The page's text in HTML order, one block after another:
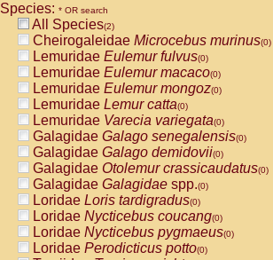
CebidaeCebus capucinus
CebidaeCebus nigrivittatus
CebidaeCebus spp.(0)
CebidaeSaimiri boliviensis(0)
CebidaeSaimiri sciureus(0)
AtelidaeAlouatta caraya(0)
AtelidaeAlouatta fusca(0)
AtelidaeAlouatta seniculus(0)
AtelidaeAlouattaspp.(0)
AtelidaeAteles belzebuth(0)
AtelidaeAteles geoffroyi(0)
AtelidaeAteles paniscus(0)
AtelidaeAtelesspp.(0)
AtelidaeLagothrix lagothricha(0)
AtelidaeLagothrix lagothricha cana
PitheciidaeCacajao calvus
Species: * OR search
All Species(2)
Cheirogaleidae Microcebus murinus(0)
Lemuridae Eulemur fulvus(0)
Lemuridae Eulemur macaco(0)
Lemuridae Eulemur mongoz(0)
Lemuridae Lemur catta(0)
Lemuridae Varecia variegata(0)
Galagidae Galago senegalensis(0)
Galagidae Galago demidovii(0)
Galagidae Otolemur crassicaudatus(0)
Galagidae Galagidae spp.(0)
Loridae Loris tardigradus(0)
Loridae Nycticebus coucang(0)
Loridae Nycticebus pygmaeus(0)
Loridae Perodicticus potto(0)